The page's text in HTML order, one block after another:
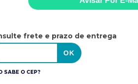
frete e prazo de entrega
SABE O CEP?